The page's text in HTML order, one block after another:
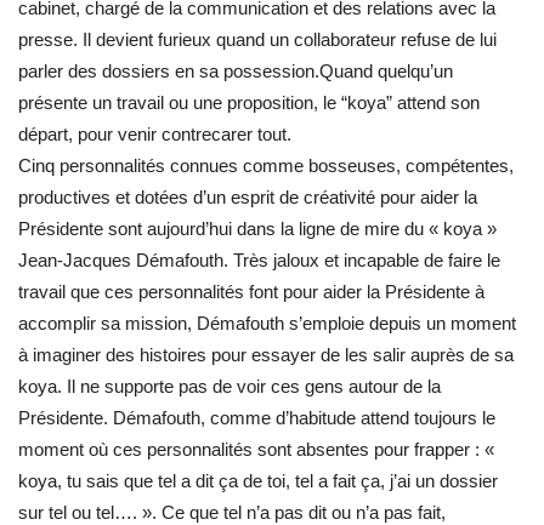
cabinet, chargé de la communication et des relations avec la
presse. Il devient furieux quand un collaborateur refuse de lui
parler des dossiers en sa possession.Quand quelqu’un
présente un travail ou une proposition, le “koya” attend son
départ, pour venir contrecarer tout.
Cinq personnalités connues comme bosseuses, compétentes,
productives et dotées d’un esprit de créativité pour aider la
Présidente sont aujourd’hui dans la ligne de mire du « koya »
Jean-Jacques Démafouth. Très jaloux et incapable de faire le
travail que ces personnalités font pour aider la Présidente à
accomplir sa mission, Démafouth s’emploie depuis un moment
à imaginer des histoires pour essayer de les salir auprès de sa
koya. Il ne supporte pas de voir ces gens autour de la
Présidente. Démafouth, comme d’habitude attend toujours le
moment où ces personnalités sont absentes pour frapper : «
koya, tu sais que tel a dit ça de toi, tel a fait ça, j’ai un dossier
sur tel ou tel…. ». Ce que tel n’a pas dit ou n’a pas fait,